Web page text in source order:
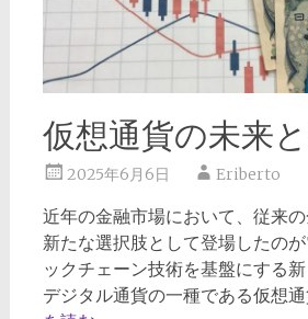
仮想通貨の未来
2025年6月6日 Eriberto
近年の金融市場において、従来
新たな選択肢として登場したの
ックチェーン技術を基盤にする
デジタル通貨の一種である仮想通